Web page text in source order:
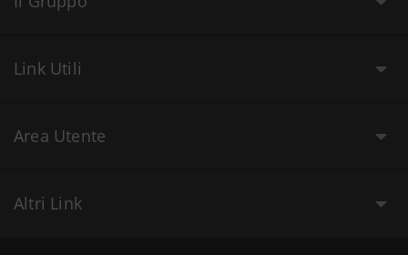
Link Utili
Area Utente
Altri Link